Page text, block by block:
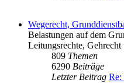
Wegerecht,
Belastungen auf dem
Leitungsrechte, Gehrecht
809 Themen
6290 Beiträge
Letzter Beitrag Re: